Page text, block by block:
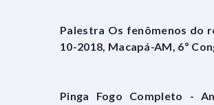
Palestra Os fenômenos do
10-2018, Macapá-AM, 6º
Pinga Fogo Completo -